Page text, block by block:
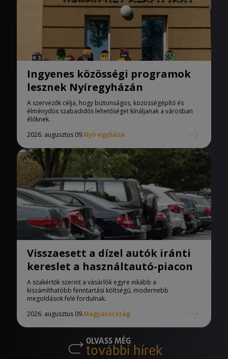
Ingyenes közösségi programok
lesznek Nyíregyházán
A szervezők célja, hogy biztonságos, közösségépítő és
élménydús szabadidős lehetőséget kínáljanak a városban
élőknek.
2026. augusztus 09.Nyíregyháza
Visszaesett a dízel autók iránti
kereslet a használtautó-piacon
A szakértők szerint a vásárlók egyre inkább a
kiszámíthatóbb fenntartási költségű, modernebb
megoldások felé fordulnak.
2026. augusztus 09.Magyarország
OLVASS MÉG
további hírek